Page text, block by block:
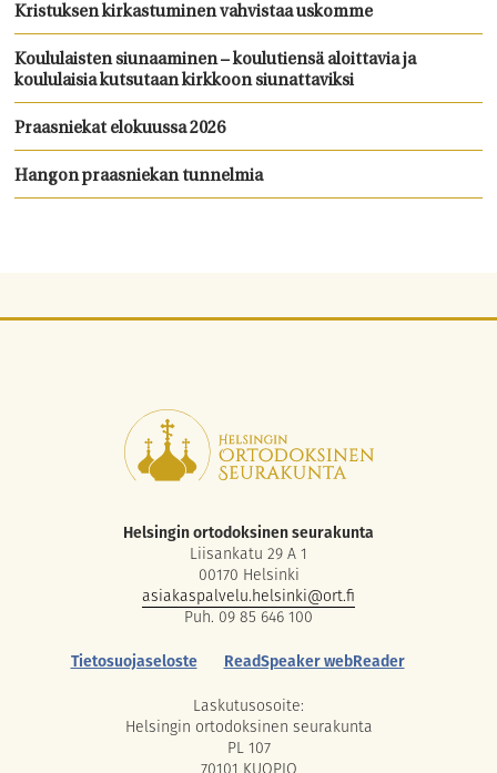
Kristuksen kirkastuminen vahvistaa uskomme
Koululaisten siunaaminen – koulutiensä aloittavia ja
koululaisia kutsutaan kirkkoon siunattaviksi
Praasniekat elokuussa 2026
Hangon praasniekan tunnelmia
Helsingin ortodoksinen seurakunta
Liisankatu 29 A 1
00170 Helsinki
asiakaspalvelu.helsinki@ort.fi
Puh. 09 85 646 100
Tietosuojaseloste
ReadSpeaker webReader
Laskutusosoite:
Helsingin ortodoksinen seurakunta
PL 107